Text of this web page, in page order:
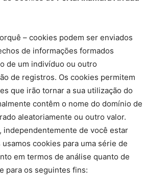
– cookies podem ser enviados
de informações formados
de um indivíduo ou outro
de registros. Os cookies permitem
que irão tornar a sua utilização do
contêm o nome do domínio de
aleatoriamente ou outro valor.
, independentemente de você estar
cookies para uma série de
em termos de análise quanto de
para os seguintes fins: